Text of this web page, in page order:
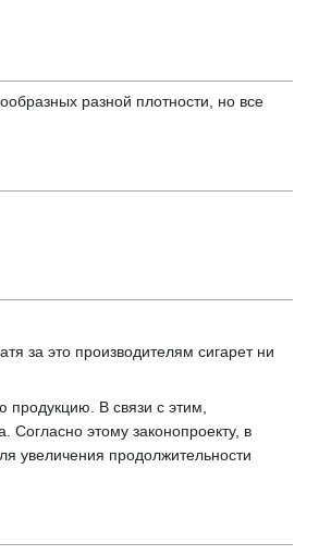
разной плотности, но все
за это производителям сигарет ни
продукцию. В связи с этим,
Согласно этому законопроекту, в
увеличения продолжительности